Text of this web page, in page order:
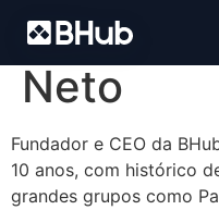
Autor:
Neto
Fundador e CEO da
10 anos, com histórico
grandes grupos como